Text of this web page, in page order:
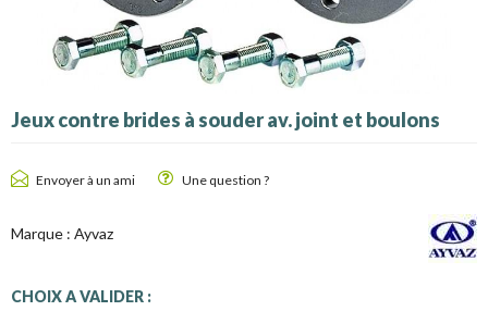
Jeux contre brides à souder av. joint et boulons
Envoyer à un ami Une question ?
Marque : Ayvaz
CHOIX A VALIDER :